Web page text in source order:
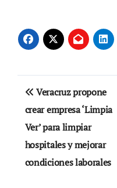
Navegación
de
entradas
Veracruz propone
crear empresa ‘Limpia
Ver’ para limpiar
hospitales y mejorar
condiciones laborales